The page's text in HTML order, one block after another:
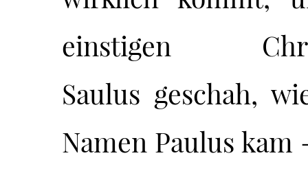
einstigen
Saulus geschah,
Namen Paulus